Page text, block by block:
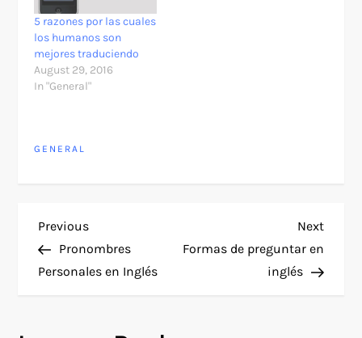
5 razones por las cuales
los humanos son
mejores traduciendo
August 29, 2016
In "General"
GENERAL
P
o
Previous
Post
Previous
Pronombres
Personales en Inglés
Next
Post
Next
Formas de preguntar en
inglés